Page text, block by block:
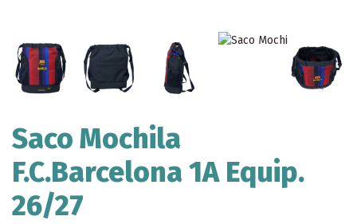
Saco Mochila
F.C.Barcelona 1A Equip.
26/27